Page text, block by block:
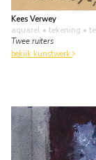
Kees Verwey
aquarel • tekening •
Twee ruiters
bekijk kunstwerk